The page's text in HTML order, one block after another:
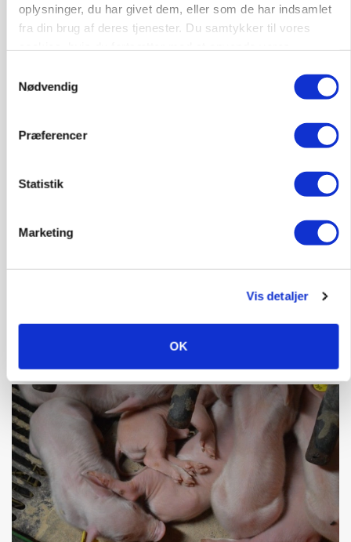
oplysninger, du har givet dem, eller som de har indsamlet
fra din brug af deres tjenester. Du samtykker til vores
Nødvendig
Præferencer
Statistik
Marketing
Vis detaljer
OK
Annonce
Snart kan man søge tilskud til naturprojekter
Før såmaskinen kører: Her er efterårets største